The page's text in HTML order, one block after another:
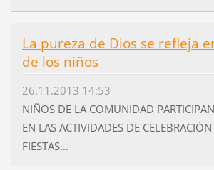
La pureza de Dios se refleja
de los niños
26.11.2013 14:53
NIÑOS DE LA COMUNIDAD
EN LAS ACTIVIDADES DE
FIESTAS...